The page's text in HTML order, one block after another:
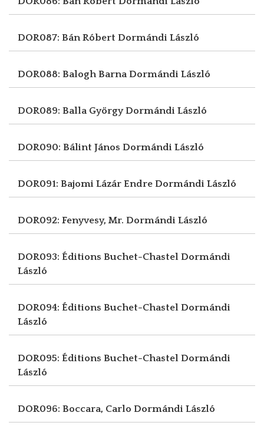
DOR087: Bán Róbert Dormándi László
DOR088: Balogh BarnaDormándi László
DOR089: Balla GyörgyDormándi László
DOR090: Bálint János Dormándi László
DOR091: Bajomi Lázár Endre Dormándi László
DOR092: Fenyvesy, Mr. Dormándi László
DOR093: Éditions Buchet-Chastel Dormándi
László
DOR094: Éditions Buchet-Chastel Dormándi
László
DOR095: Éditions Buchet-Chastel Dormándi
László
DOR096: Boccara, Carlo Dormándi László